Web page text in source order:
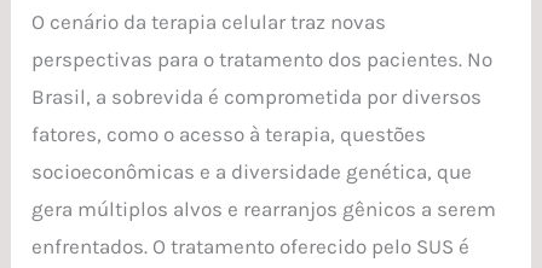
O cenário da terapia celular traz novas
perspectivas para o tratamento dos pacientes. No
Brasil, a sobrevida é comprometida por diversos
fatores, como o acesso à terapia, questões
socioeconômicas e a diversidade genética, que
gera múltiplos alvos e rearranjos gênicos a serem
enfrentados. O tratamento oferecido pelo SUS é